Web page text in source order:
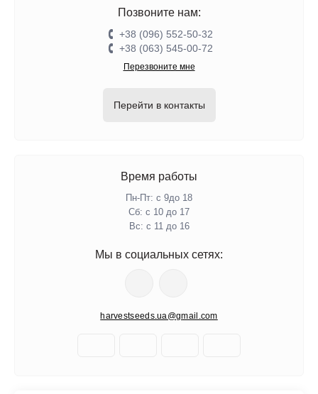
Позвоните нам:
+38 (096) 552-50-32
+38 (063) 545-00-72
Перезвоните мне
Перейти в контакты
Время работы
Пн-Пт: с 9до 18
Сб: с 10 до 17
Вс: с 11 до 16
Мы в социальных сетях:
harvestseeds.ua@gmail.com